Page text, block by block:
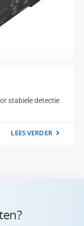
stabiele detectie
LEES VERDER